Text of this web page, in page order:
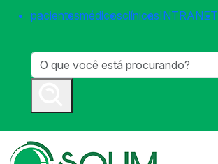
pacientesmédicosclínicasINTRANET